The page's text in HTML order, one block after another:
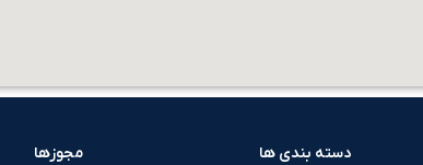
دسته بندی ها
مجوزها